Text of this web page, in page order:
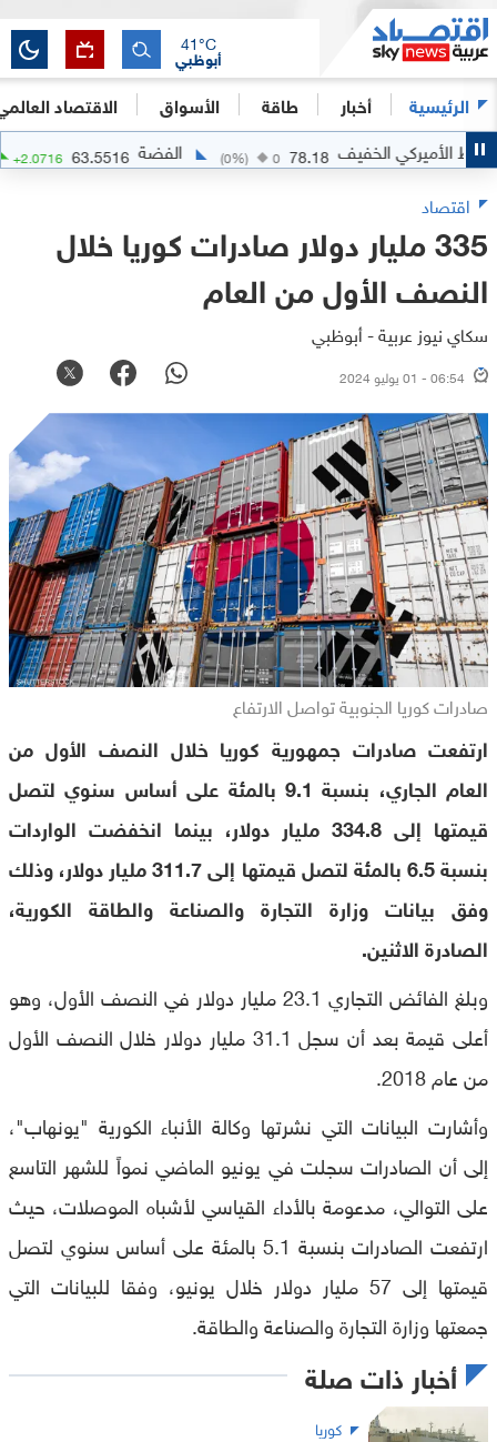
الرئيسية أخبار طاقة الأسواق الاقتصاد
أبوظبي
41°C
الخفيف 78.18
0
( 0%) الفضة 63.5516
+ 2.0716
%)
اقتصاد
335 مليار دولار صادرات كوريا خلال
النصف الأول من العام
سكاي نيوز عربية - أبوظبي
06:54 - 01 يوليو 2024
صادرات كوريا الجنوبية تواصل الارتفاع
ارتفعت صادرات جمهورية كوريا خلال النصف الأول من
العام الجاري، بنسبة 9.1 بالمئة على أساس سنوي لتصل
قيمتها إلى 334.8 مليار دولار، بينما انخفضت الواردات
بنسبة 6.5 بالمئة لتصل قيمتها إلى 311.7 مليار دولار، وذلك
وفق بيانات وزارة التجارة والصناعة والطاقة الكورية،
الصادرة الاثنين.
وبلغ الفائض التجاري 23.1 مليار دولار في النصف الأول، وهو
أعلى قيمة بعد أن سجل 31.1 مليار دولار خلال النصف الأول
من عام 2018.
وأشارت البيانات التي نشرتها وكالة الأنباء الكورية "يونهاب"،
إلى أن الصادرات سجلت في يونيو الماضي نمواً للشهر التاسع
على التوالي، مدعومة بالأداء القياسي لأشباه الموصلات، حيث
ارتفعت الصادرات بنسبة 5.1 بالمئة على أساس سنوي لتصل
قيمتها إلى 57 مليار دولار خلال يونيو، وفقا للبيانات التي
جمعتها وزارة التجارة والصناعة والطاقة.
أخبار ذات صلة
كوريا